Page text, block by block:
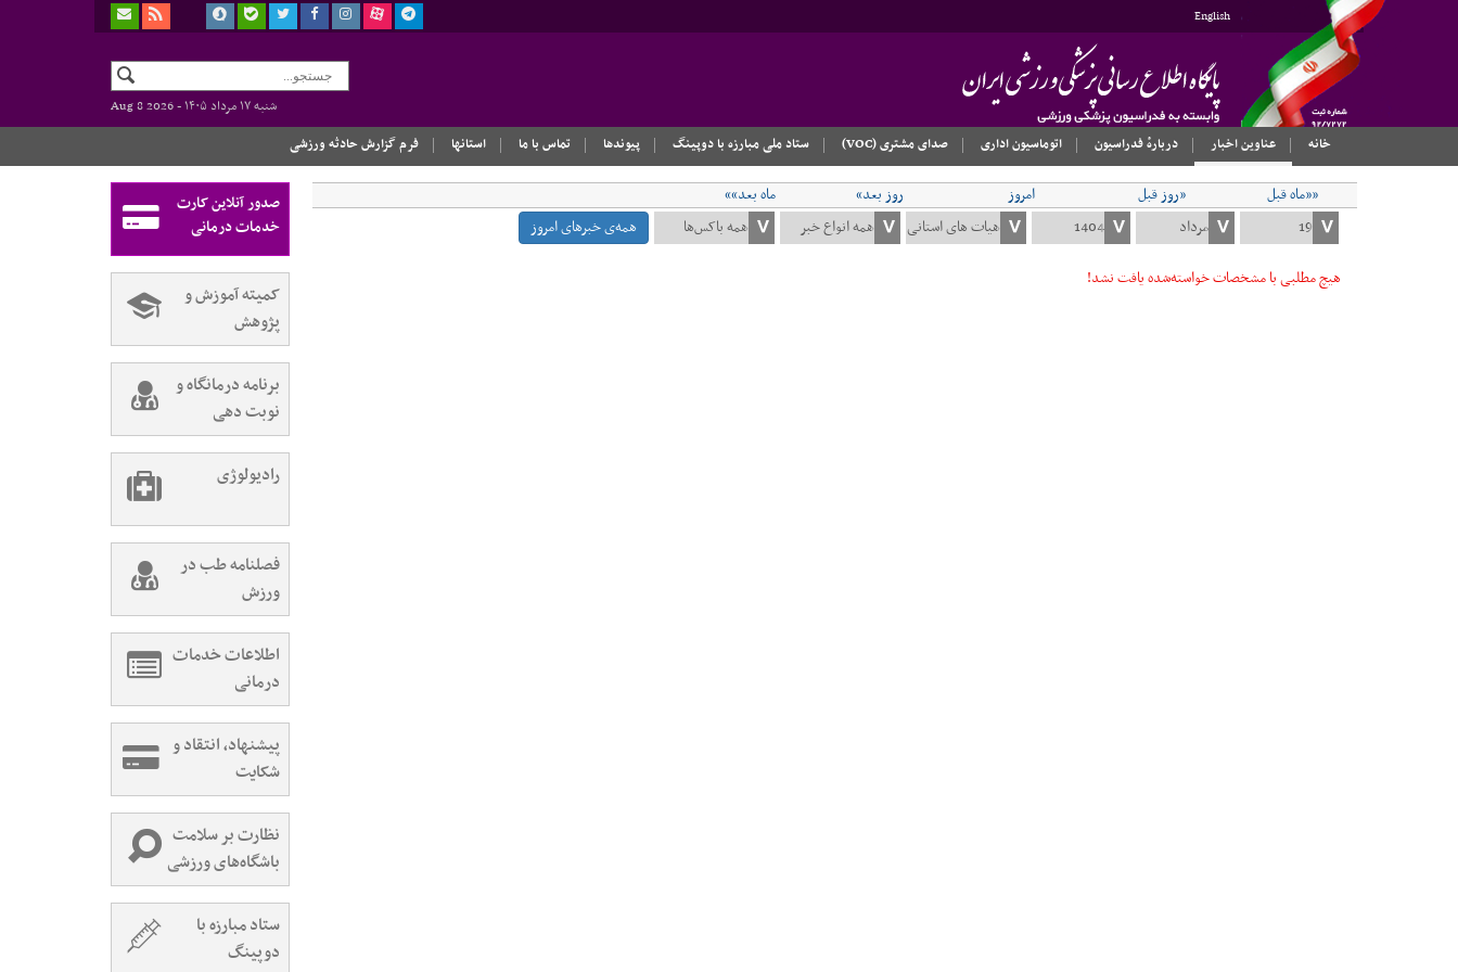
English
شنبه ۱۷ مرداد ۱۴۰۵ -
Aug 8 2026
خانه
عناوین اخبار دربارهٔ فدراسیون اتوماسیون اداری صدای مشتری (VOC) ستاد ملی مبارزه با دوپینگ پیوندها تماس با ما استانها فرم گزارش حادثه ورزشی
««ماه قبل «روز قبل امروز روز بعد»
ماه بعد»»
همه‌ی خبرهای امروز
هیچ مطلبی با مشخصات خواسته‌شده یافت نشد!
صدور آنلاین کارت
خدمات درمانی
کمیته آموزش و
پژوهش
برنامه درمانگاه و
نوبت دهی
رادیولوژی
فصلنامه طب در
ورزش
اطلاعات خدمات
درمانی
پیشنهاد، انتقاد و
شکایت
نظارت بر سلامت
باشگاه‌های ورزشی
ستاد مبارزه با
دوپینگ